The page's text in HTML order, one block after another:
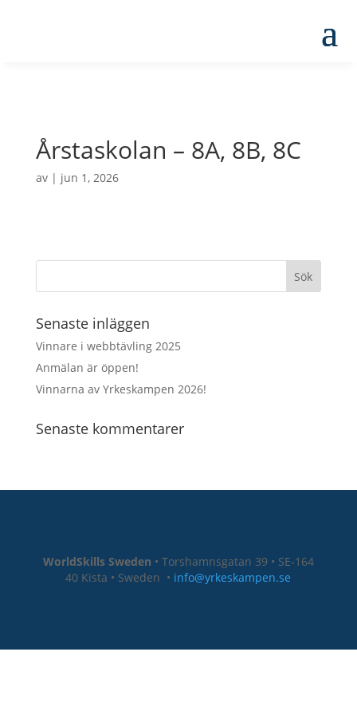
Årstaskolan – 8A, 8B, 8C
av | jun 1, 2026
Senaste inläggen
Vinnare i webbtävling 2025
Anmälan är öppen!
Vinnarna av Yrkeskampen 2026!
Senaste kommentarer
WorldSkills Sweden • Torshamnsgatan 39 • SE-164
40 Kista • Sweden • info@yrkeskampen.se